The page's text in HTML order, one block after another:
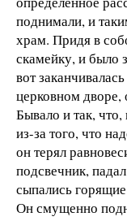
поднимали, и
храм. Придя в
скамейку, и было
вот
церковном дворе,
Бывало и так,
из-за того, что
он терял
подсвечник,
сыпались
Он смущенно